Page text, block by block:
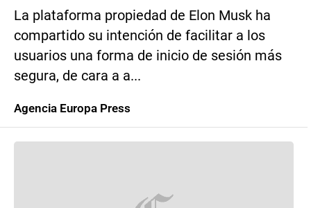
La plataforma propiedad de Elon Musk ha
compartido su intención de facilitar a los
usuarios una forma de inicio de sesión más
segura, de cara a a...
Agencia Europa Press